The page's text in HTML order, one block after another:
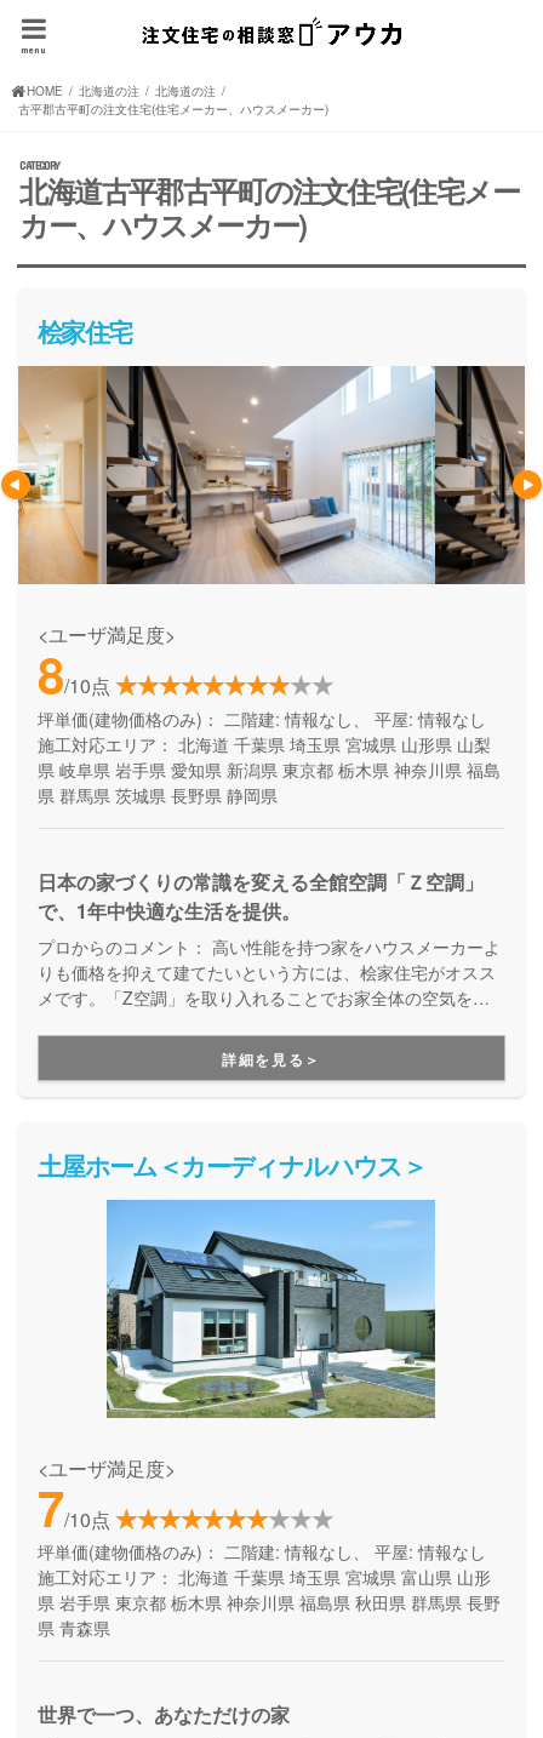
menu
HOME 北海道の注文住宅(住宅メーカー、ハウスメーカー)
北海道の注文住宅(住宅メーカー、ハウスメーカー)
古平郡古平町の注文住宅(住宅メーカー、ハウスメーカー)
北海道古平郡古平町の注文住宅(住宅メー
カー、ハウスメーカー)
桧家住宅
<ユーザ満足度>
8/10点
坪単価(建物価格のみ)： 二階建: 情報なし、 平屋: 情報なし
施工対応エリア： 北海道 千葉県 埼玉県 宮城県 山形県 山梨
県 岐阜県 岩手県 愛知県 新潟県 東京都 栃木県 神奈川県 福島
県 群馬県 茨城県 長野県 静岡県
日本の家づくりの常識を変える全館空調「Ｚ空調」
で、1年中快適な生活を提供。
プロからのコメント： 高い性能を持つ家をハウスメーカーよ
りも価格を抑えて建てたいという方には、桧家住宅がオスス
メです。「Z空調」を取り入れることでお家全体の空気を循
まいづくりをしています。Z空調の性能を体験できる施設も
あるので、体験した上で納得してお家づくりを進めることが
出来ます。是非一度、実際に足を運んで体験してみてくださ
詳細を見る＞
土屋ホーム＜カーディナルハウス＞
<ユーザ満足度>
7/10点
坪単価(建物価格のみ)： 二階建: 情報なし、 平屋: 情報なし
施工対応エリア： 北海道 千葉県 埼玉県 宮城県 富山県 山形
県 岩手県 東京都 栃木県 神奈川県 福島県 秋田県 群馬県 長野
県 青森県
世界で一つ、あなただけの家